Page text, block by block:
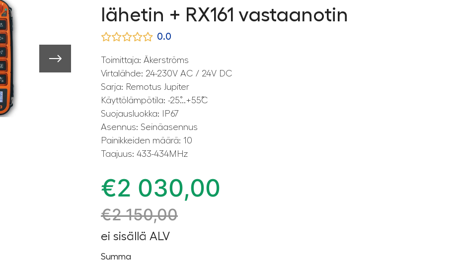
lähetin + RX161 vastaanotin
0.0
Toimittaja: Äkerströms
Virtalähde: 24-230V AC / 24V DC
Sarja: Remotus Jupiter
Käyttölämpötila: -25˚...+55˚C
Suojausluokka: IP67
Asennus: Seinäasennus
Painikkeiden määrä: 10
Taajuus: 433-434MHz
€2 030,00
€2 150,00
ei sisällä ALV
Summa